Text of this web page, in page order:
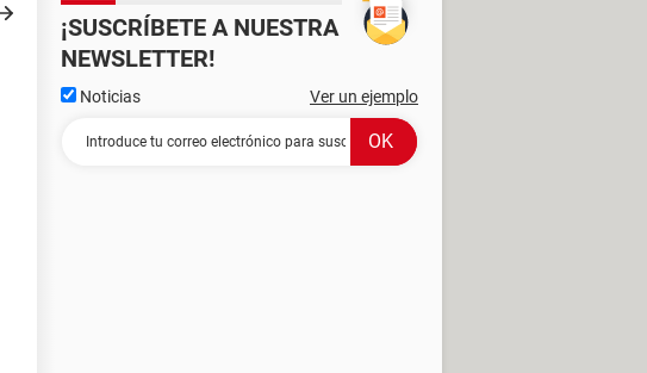
¡SUSCRÍBETE A NUESTRA
NEWSLETTER!
Noticias Ver un ejemplo